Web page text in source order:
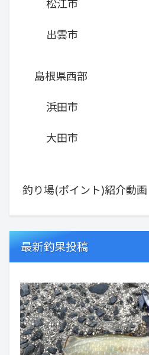
松江市
出雲市
島根県西部
浜田市
大田市
釣り場(ポイント)紹介動画
最新釣果投稿